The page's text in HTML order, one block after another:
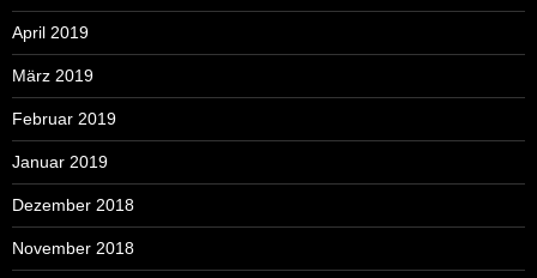
April 2019
März 2019
Februar 2019
Januar 2019
Dezember 2018
November 2018